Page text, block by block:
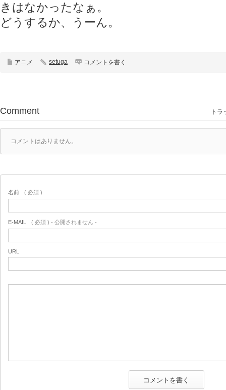
きはなかったなぁ。
どうするか、うーん。
アニメ setuga コメントを書く
Comment トラ
コメントはありません。
名前 ( 必須 )
E-MAIL ( 必須 ) - 公開されません -
URL